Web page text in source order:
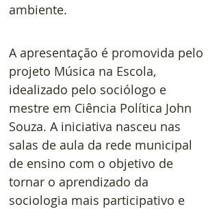
ambiente.
A apresentação é promovida pelo
projeto Música na Escola,
idealizado pelo sociólogo e
mestre em Ciência Política John
Souza. A iniciativa nasceu nas
salas de aula da rede municipal
de ensino com o objetivo de
tornar o aprendizado da
sociologia mais participativo e